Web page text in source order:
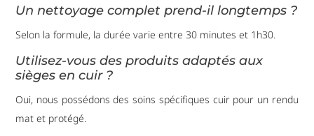
Un nettoyage complet prend-il longtemps ?
Selon la formule, la durée varie entre 30 minutes et 1h30.
Utilisez-vous des produits adaptés aux
sièges en cuir ?
Oui, nous possédons des soins spécifiques cuir pour un rendu
mat et protégé.